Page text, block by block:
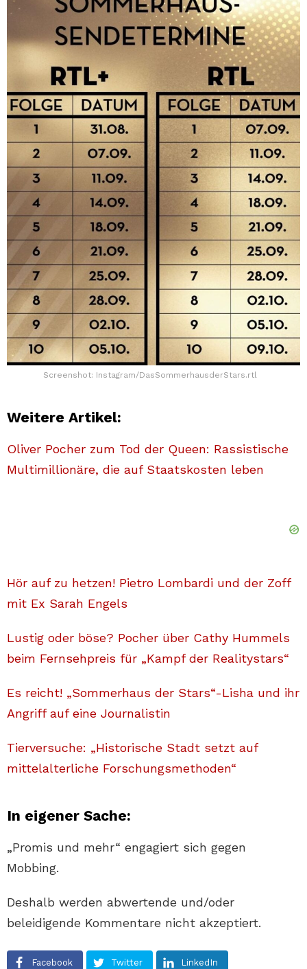
Screenshot: Instagram/DasSommerhausderStars.rtl
Weitere Artikel:
Oliver Pocher zum Tod der Queen: Rassistische
Multimillionäre, die auf Staatskosten leben
Hör auf zu hetzen! Pietro Lombardi und der Zoff
mit Ex Sarah Engels
Lustig oder böse? Pocher über Cathy Hummels
beim Fernsehpreis für „Kampf der Realitystars“
Es reicht! „Sommerhaus der Stars“-Lisha und ihr
Angriff auf eine Journalistin
Tierversuche: „Historische Stadt setzt auf
mittelalterliche Forschungsmethoden“
In eigener Sache:
„Promis und mehr“ engagiert sich gegen
Mobbing.
Deshalb werden abwertende und/oder
beleidigende Kommentare nicht akzeptiert.
Facebook Twitter LinkedIn